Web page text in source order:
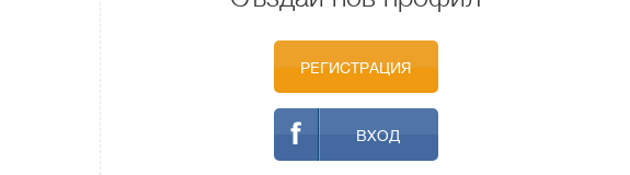
РЕГИСТРАЦИЯ
ВХОД